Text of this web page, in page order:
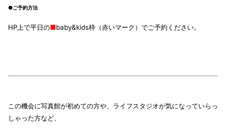
●ご予約方法
HP上で平日の■baby&kids枠（赤いマーク）でご予約ください。
この機会に写真館が初めての方や、ライフスタジオが気になっていらっ
しゃった方など、